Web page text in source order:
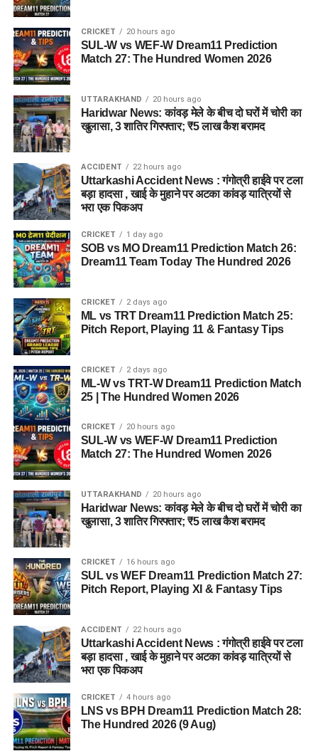
CRICKET 20 hours ago
SUL-W vs WEF-W Dream11 Prediction
Match 27: The Hundred Women 2026
UTTARAKHAND 20 hours ago
Haridwar News: कांवड़ मेले के बीच दो घरों में चोरी का
खुलासा, 3 शातिर गिरफ्तार; ₹5 लाख कैश बरामद
ACCIDENT 22 hours ago
Uttarkashi Accident News : गंगोत्री हाईवे पर टला
बड़ा हादसा , खाई के मुहाने पर अटका कांवड़ यात्रियों से
भरा एक पिकअप
CRICKET 1 day ago
SOB vs MO Dream11 Prediction Match 26:
Dream11 Team Today The Hundred 2026
CRICKET 2 days ago
ML vs TRT Dream11 Prediction Match 25:
Pitch Report, Playing 11 & Fantasy Tips
CRICKET 2 days ago
ML-W vs TRT-W Dream11 Prediction Match
25 | The Hundred Women 2026
CRICKET 20 hours ago
SUL-W vs WEF-W Dream11 Prediction
Match 27: The Hundred Women 2026
UTTARAKHAND 20 hours ago
Haridwar News: कांवड़ मेले के बीच दो घरों में चोरी का
खुलासा, 3 शातिर गिरफ्तार; ₹5 लाख कैश बरामद
CRICKET 16 hours ago
SUL vs WEF Dream11 Prediction Match 27:
Pitch Report, Playing XI & Fantasy Tips
ACCIDENT 22 hours ago
Uttarkashi Accident News : गंगोत्री हाईवे पर टला
बड़ा हादसा , खाई के मुहाने पर अटका कांवड़ यात्रियों से
भरा एक पिकअप
CRICKET 4 hours ago
LNS vs BPH Dream11 Prediction Match 28:
The Hundred 2026 (9 Aug)